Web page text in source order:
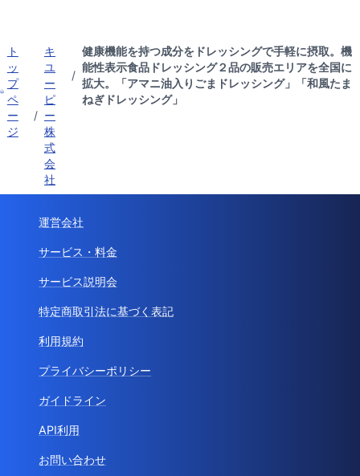
ト
ッ
プ
ペ
ー
ジ
/
キ
ユ
ー
ピ
ー
株
式
会
社
/
健康機能を持つ成分をドレッシングで手軽に摂取。機
能性表示食品ドレッシング２品の販売エリアを全国に
拡大。「アマニ油入りごまドレッシング」「和風たま
ねぎドレッシング」
運営会社
サービス・料金
サービス説明会
特定商取引法に基づく表記
利用規約
プライバシーポリシー
ガイドライン
API利用
お問い合わせ